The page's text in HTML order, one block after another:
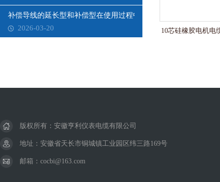
补偿导线的延长型和补偿型在使用过程中需要注意哪些问题？
2026-03-20
10芯硅橡胶电机电
版权所有：安徽亨利仪表电缆有限公司
地址：安徽省天长市铜城镇工业园区纬三路169号
邮箱：cocbi@163.com